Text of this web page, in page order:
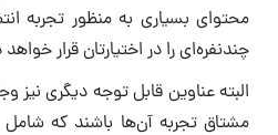
چندنفره‌ای را در اختیارتان قرار خواهد